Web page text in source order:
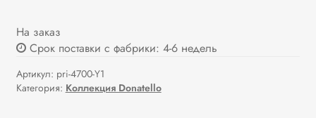
На заказ
Срок поставки с фабрики: 4-6 недель
Артикул: pri-4700-Y1
Категория: Коллекция Donatello